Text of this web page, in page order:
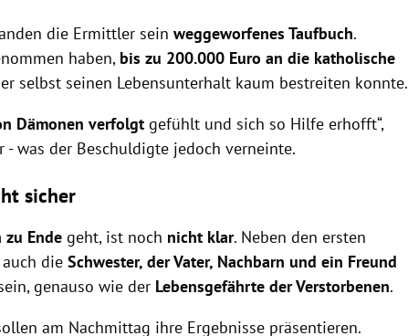
die Ermittler seinweggeworfenes Taufbuch.
haben, bis zu 200.000 Euro an die katholische
selbst seinen Lebensunterhalt kaum bestreiten konnte.
Dämonen verfolgt gefühlt und sich so Hilfe erhofft“,
- was der Beschuldigte jedoch verneinte.
sicher
zu Ende geht, ist noch nicht klar. Neben den ersten
auch dieSchwester, der Vater, Nachbarn und ein Freund
genauso wie der Lebensgefährte der Verstorbenen.
am Nachmittag ihre Ergebnisse präsentieren.